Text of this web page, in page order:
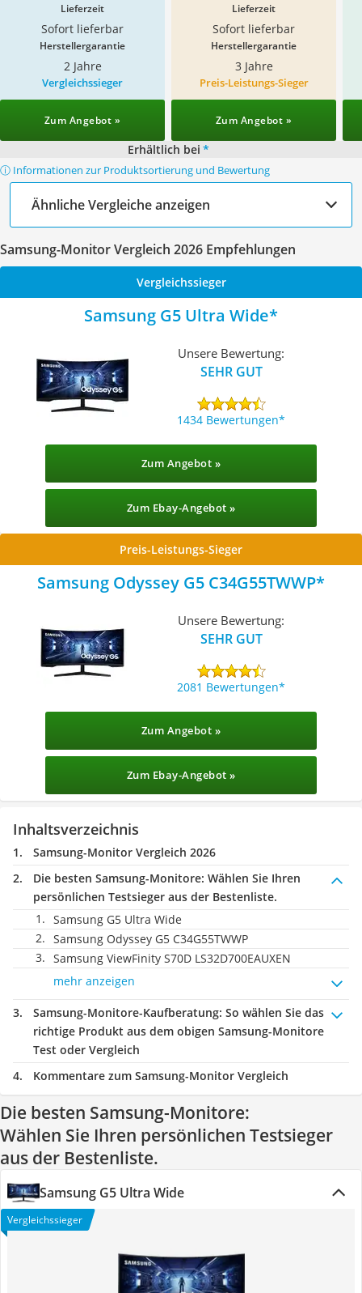
Lieferzeit
Sofort lieferbar
Lieferzeit
Sofort lieferbar
Herstellergarantie
2 Jahre
Herstellergarantie
3 Jahre
Vergleichssieger
Zum Angebot »
Preis-Leistungs-Sieger
Zum Angebot »
Erhältlich bei *
ⓘ Informationen zur Produktsortierung und Bewertung
Ähnliche Vergleiche anzeigen
Samsung-Monitor Vergleich 2026 Empfehlungen
Vergleichssieger
Samsung G5 Ultra Wide
Unsere Bewertung:
SEHR GUT
1434 Bewertungen
Zum Angebot »
Zum Ebay-Angebot »
Preis-Leistungs-Sieger
Samsung Odyssey G5 C34G55TWWP
Unsere Bewertung:
SEHR GUT
2081 Bewertungen
Zum Angebot »
Zum Ebay-Angebot »
Inhaltsverzeichnis
Samsung-Monitor Vergleich 2026
Die besten Samsung-Monitore: Wählen Sie Ihren
persönlichen Testsieger aus der Bestenliste.
Samsung G5 Ultra Wide
Samsung Odyssey G5 C34G55TWWP
Samsung ViewFinity S70D LS32D700EAUXEN
mehr anzeigen
Samsung-Monitore-Kaufberatung: So wählen Sie das
richtige Produkt aus dem obigen Samsung-Monitore
Test oder Vergleich
Kommentare zum Samsung-Monitor Vergleich
Die besten Samsung-Monitore:
Wählen Sie Ihren persönlichen Testsieger
aus der Bestenliste.
Samsung G5 Ultra Wide
Vergleichssieger